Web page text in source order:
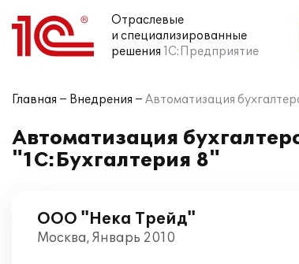
Отраслевые
и специализированные
решения 1С:Предприятие
Главная Внедрения Автоматизация
Автоматизация
"1С:Бухгалтерия 8"
ООО "Нека Трейд"
Москва, Январь 2010